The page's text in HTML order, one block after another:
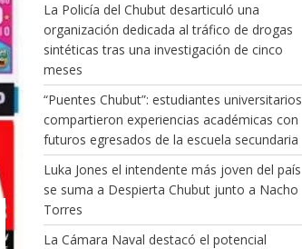
La Policía del Chubut desarticuló una
organización dedicada al tráfico de drogas
sintéticas tras una investigación de cinco
meses
“Puentes Chubut”: estudiantes universitarios
compartieron experiencias académicas con
futuros egresados de la escuela secundaria
Luka Jones el intendente más joven del país
se suma a Despierta Chubut junto a Nacho
Torres
La Cámara Naval destacó el potencial